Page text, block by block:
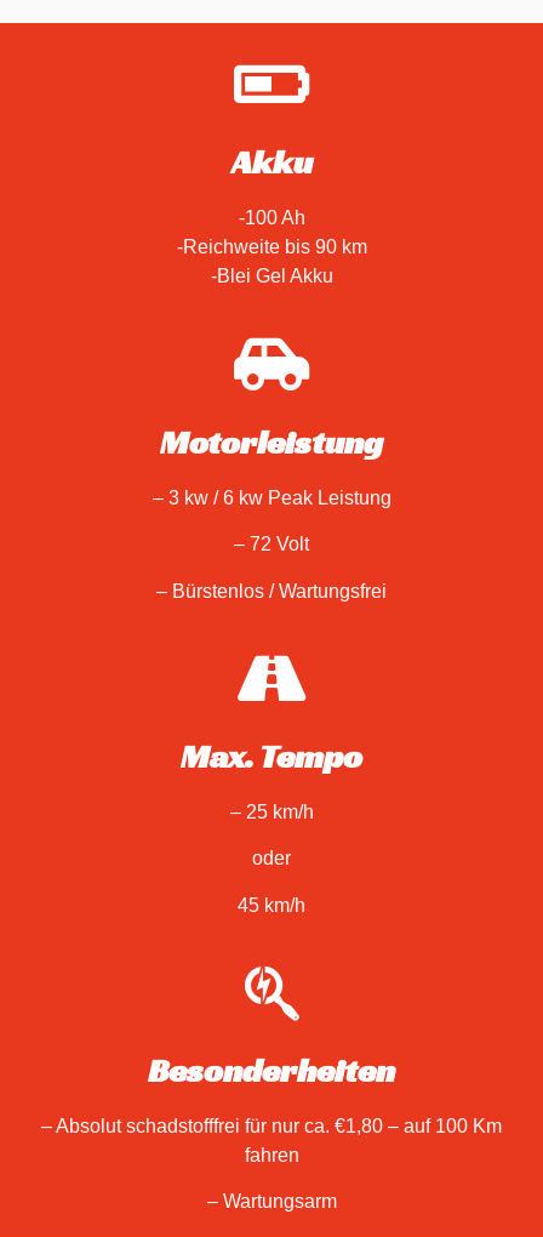
Akku
-100 Ah
-Reichweite bis 90 km
-Blei Gel Akku
Motorleistung
– 3 kw / 6 kw Peak Leistung
– 72 Volt
– Bürstenlos / Wartungsfrei
Max. Tempo
– 25 km/h
oder
45 km/h
Besonderheiten
– Absolut schadstofffrei für nur ca. €1,80 – auf 100 Km
fahren
– Wartungsarm